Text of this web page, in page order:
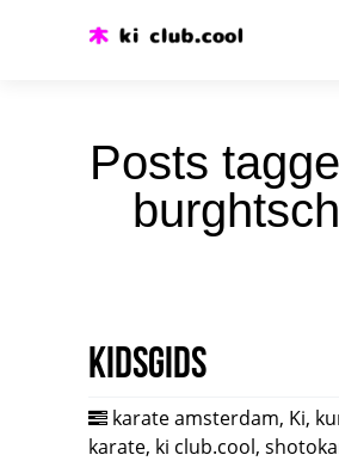
Posts
Kidsgids
karate amsterdam, Ki,
karate, ki club.cool,